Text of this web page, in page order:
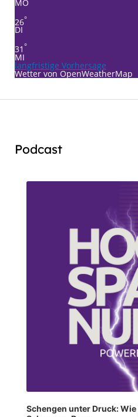
MO
26°
DI
31 °
MI
langfristige Vorhersage
Wetter von OpenWeatherMap
Podcast
Player
Schengen unter Druck: